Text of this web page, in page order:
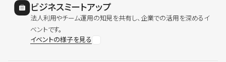
ビジネスミートアップ
法人利用やチーム運用の知見を共有し、企業での活用を深めるイ
ベントです。
イベントの様子を見る